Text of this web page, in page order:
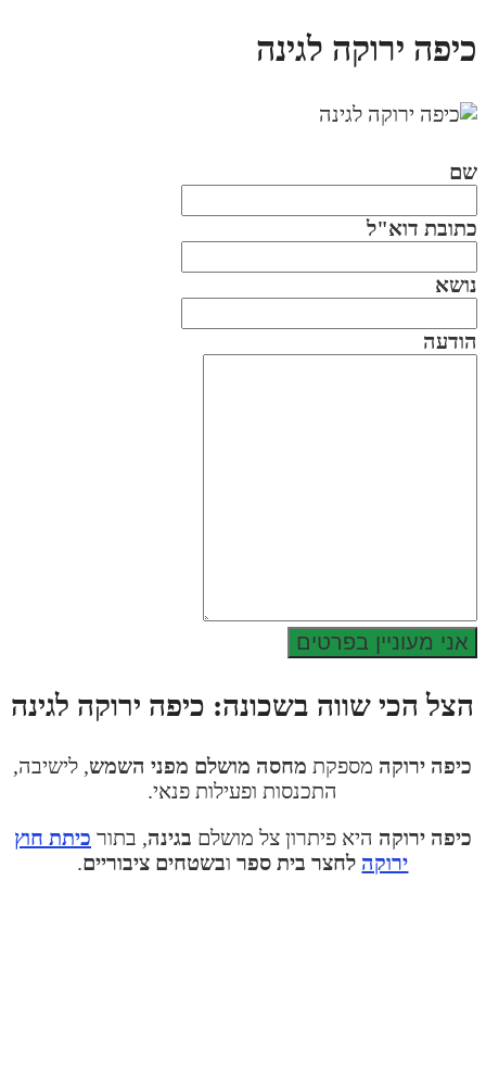
ירוקה לגינה
דוא"ל
אני מעוניין בפרטים
הכי שווה בשכונה:כיפה ירוקה לגינה
כיפה ירוקהמספקתמחסה מושלם מפני השמש, לישיבה,
התכנסות ופעילות פנאי.
כיפה ירוקההיא פיתרון צל מושלםבגינה, בתורכיתת חוץ
ירוקהלחצר בית ספרובשטחים ציבוריים.